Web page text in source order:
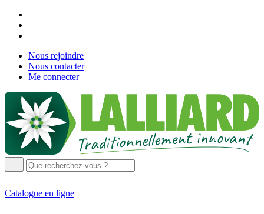
Nous rejoindre
Nous contacter
Me connecter
Catalogue en ligne